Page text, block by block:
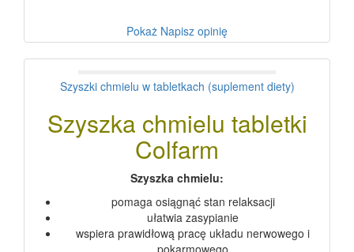
Pokaż Napisz opinię
Szyszki chmielu w tabletkach (suplement diety)
Szyszka chmielu tabletki
Colfarm
Szyszka chmielu:
pomaga osiągnąć stan relaksacji
ułatwia zasypianie
wspiera prawidłową pracę układu nerwowego i
pokarmowego